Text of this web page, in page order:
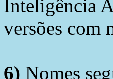
Inteligência
versões com
6) Nomes